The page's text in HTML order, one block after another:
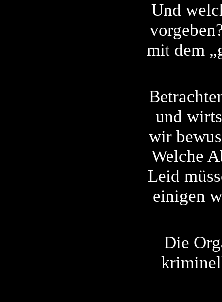
Und
mit dem
und
wir
Welche
Leid
einigen
Die